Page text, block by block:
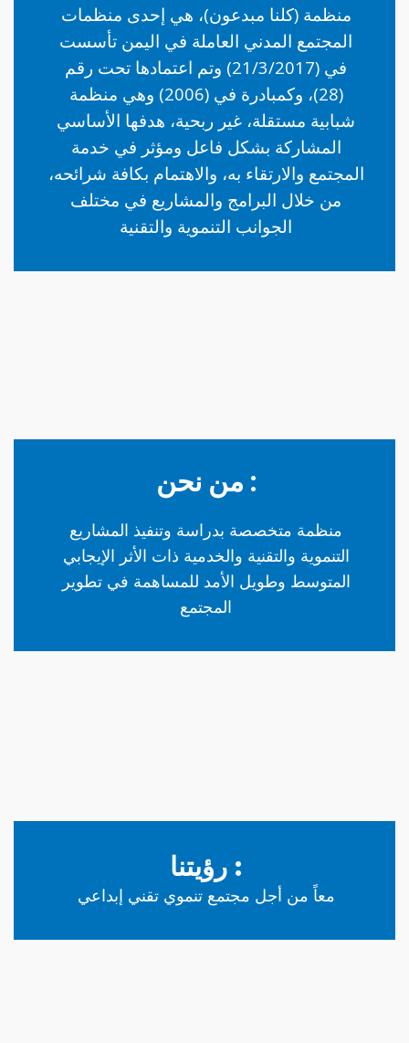
منظمة (كلنا مبدعون)، هي إحدى منظمات
المجتمع المدني العاملة في اليمن تأسست
في (21/3/2017) وتم اعتمادها تحت رقم
(28)، وكمبادرة في (2006) وهي منظمة
شبابية مستقلة، غير ربحية، هدفها الأساسي
المشاركة بشكل فاعل ومؤثر في خدمة
المجتمع والارتقاء به، والاهتمام بكافة شرائحه،
من خلال البرامج والمشاريع في مختلف
الجوانب التنموية والتقنية
: من نحن
منظمة متخصصة بدراسة وتنفيذ المشاريع
التنموية والتقنية والخدمية ذات الأثر الإيجابي
المتوسط وطويل الأمد للمساهمة في تطوير
المجتمع
: رؤيتنا
معاً من أجل مجتمع تنموي تقني إبداعي